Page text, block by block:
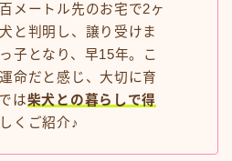
メートル先のお宅で2ヶ
と判明し、譲り受けま
子となり、早15年。こ
命だと感じ、大切に育
は柴犬との暮らしで得
くご紹介♪